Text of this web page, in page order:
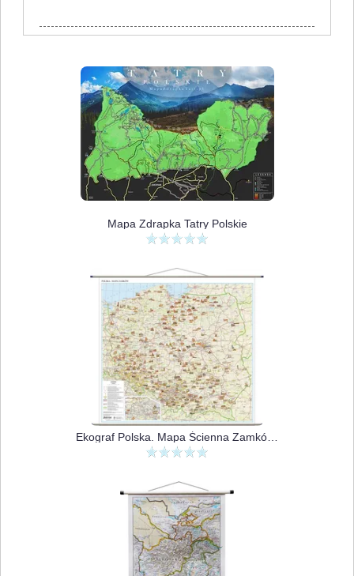
Mapa Zdrapka Tatry Polskie
Ekograf Polska. Mapa Ścienna Zamków 1:700 000